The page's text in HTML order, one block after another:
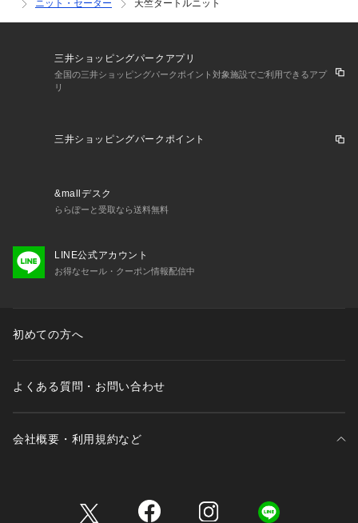
ニット・セーター
天竺タートルニット
三井ショッピングパークアプリ
全国の三井ショッピングパークポイント対象施設でご利用できるアプ
リ
三井ショッピングパークポイント
&mallデスク
ららぽーと受取なら送料無料
LINE公式アカウント
お得なセール・クーポン情報配信中
初めての方へ
よくある質問・お問い合わせ
会社概要・利用規約など